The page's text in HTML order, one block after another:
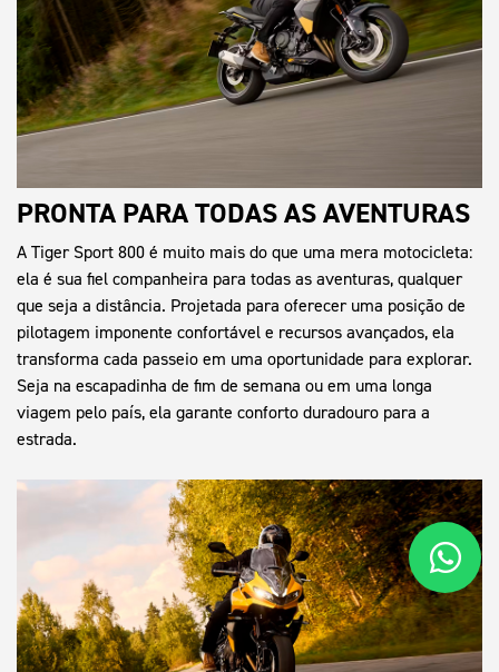
PRONTA PARA TODAS AS AVENTURAS
A Tiger Sport 800 é muito mais do que uma mera motocicleta:
ela é sua fiel companheira para todas as aventuras, qualquer
que seja a distância. Projetada para oferecer uma posição de
pilotagem imponente confortável e recursos avançados, ela
transforma cada passeio em uma oportunidade para explorar.
Seja na escapadinha de fim de semana ou em uma longa
viagem pelo país, ela garante conforto duradouro para a
estrada.